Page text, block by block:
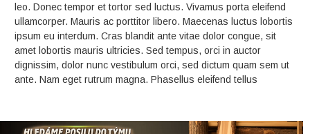
leo. Donec tempor et tortor sed luctus. Vivamus porta eleifend
ullamcorper. Mauris ac porttitor libero. Maecenas luctus lobortis
ipsum eu interdum. Cras blandit ante vitae dolor congue, sit
amet lobortis mauris ultricies. Sed tempus, orci in auctor
dignissim, dolor nunc vestibulum orci, sed dictum quam sem ut
ante. Nam eget rutrum magna. Phasellus eleifend tellus